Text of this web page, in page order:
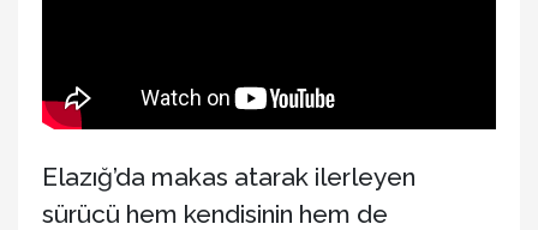
Elazığ’da makas atarak ilerleyen
sürücü hem kendisinin hem de